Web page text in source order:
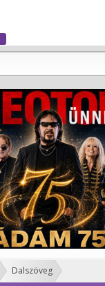
Dalszöveg